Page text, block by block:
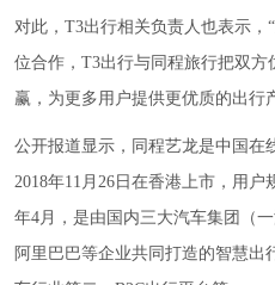
对此，T3出行相关负责人也表示
位合作，T3出行与同程旅行把双
赢，为更多用户提供更优质的出行
公开报道显示，同程艺龙是中国在
2018年11月26日在香港上市，用
年4月，是由国内三大汽车集团（
阿里巴巴等企业共同打造的智慧出